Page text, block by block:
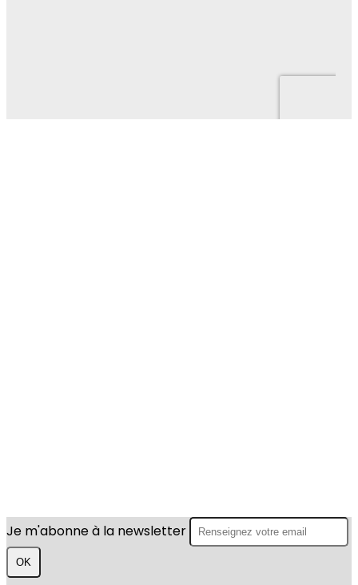
Je m'abonne à la newsletter
OK